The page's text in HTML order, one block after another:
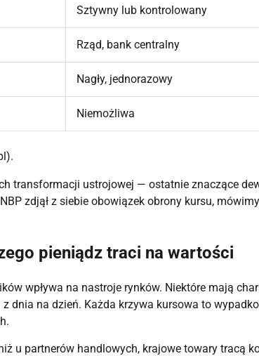
Sztywny lub kontrolowany
Rząd, bank centralny
Nagły, jednorazowy
Niemożliwa
transformacji ustrojowej — ostatnie znaczące
zdjął z siebie obowiązek obrony kursu,
pieniądz traci na wartości
wpływa na nastroje rynków. Niektóre mają
dnia na dzień. Każda krzywa kursowa to
u partnerów handlowych, krajowe towary tracą